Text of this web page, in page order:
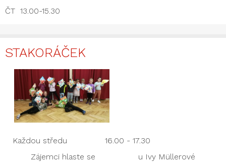
ČT 13.00-15.30
STAKORÁČEK
Každou středu 16.00 - 17.30
Zájemci hlaste se u Ivy Müllerové